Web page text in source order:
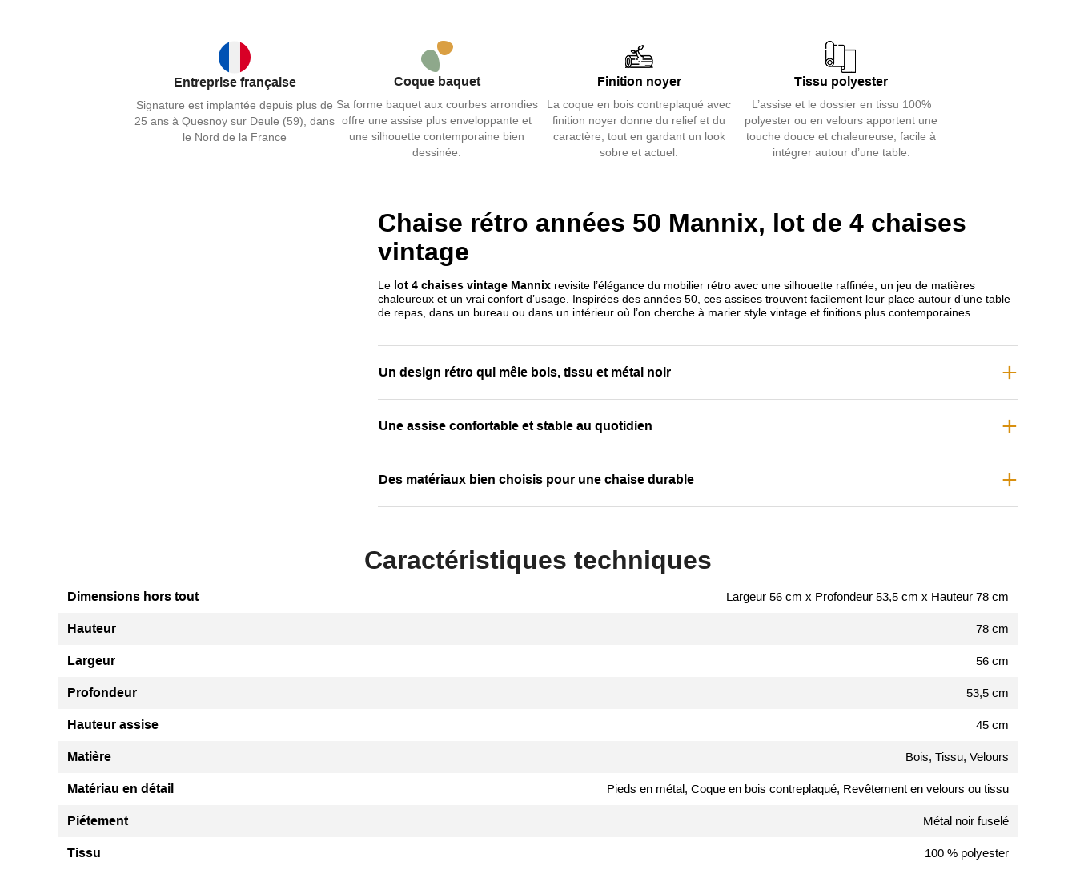
renforce leur allure raffinée.
Ce mélange harmonieux du bois, du textile et du métal permet
d’intégrer facilement ces chaises dans une salle à manger, un
espace repas ou même un bureau au style affirmé.
Découvrez nos chaises de repaset l’universSignature
Entreprise française
Signature est implantée depuis plus de
25 ans à Quesnoy sur Deule (59), dans
le Nord de la France
Coque baquet
Sa forme baquet aux courbes arrondies
offre une assise plus enveloppante et
une silhouette contemporaine bien
dessinée.
Finition noyer
La coque en bois contreplaqué avec
finition noyer donne du relief et du
caractère, tout en gardant un look
sobre et actuel.
Tissu polyester
L’assise et le dossier en tissu 100%
polyester ou en velours apportent une
touche douce et chaleureuse, facile à
intégrer autour d’une table.
Chaise rétro années 50 Mannix, lot de 4 chaises
vintage
Le lot 4 chaises vintage Mannix revisite l’élégance du mobilier rétro avec une silhouette raffinée, un jeu de matières
chaleureux et un vrai confort d’usage. Inspirées des années 50, ces assises trouvent facilement leur place autour d’une table
de repas, dans un bureau ou dans un intérieur où l’on cherche à marier style vintage et finitions plus contemporaines.
Un design rétro qui mêle bois, tissu et métal noir
Une assise confortable et stable au quotidien
Des matériaux bien choisis pour une chaise durable
Caractéristiques techniques
Dimensions hors tout Largeur 56 cm x Profondeur 53,5 cm x Hauteur 78 cm
Hauteur 78 cm
Largeur 56 cm
Profondeur 53,5 cm
Hauteur assise 45 cm
Matière Bois, Tissu, Velours
Matériau en détail Pieds en métal, Coque en bois contreplaqué, Revêtement en velours ou tissu
Piétement Métal noir fuselé
Tissu 100 % polyester